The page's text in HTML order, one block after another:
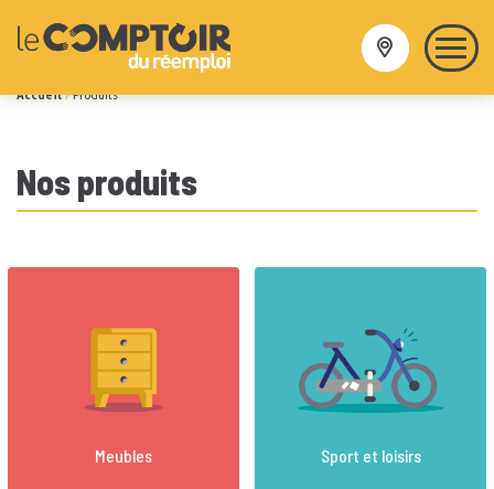
Venir
aux
magasins
Accueil/Produits
Nos produits
Meubles Sport et loisirs